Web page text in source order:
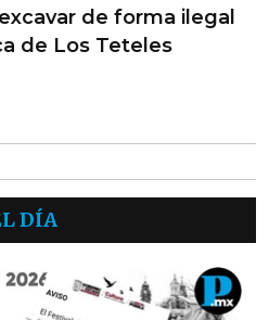
de forma ilegal
de Los Teteles
DÍA